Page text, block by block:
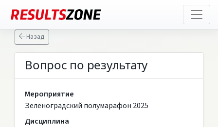
Назад
Вопрос по результату
Мероприятие
Зеленоградский полумарафон 2025
Дисциплина